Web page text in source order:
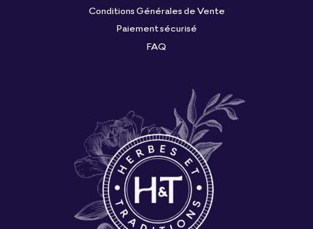
Conditions Générales de Vente
Paiement sécurisé
FAQ